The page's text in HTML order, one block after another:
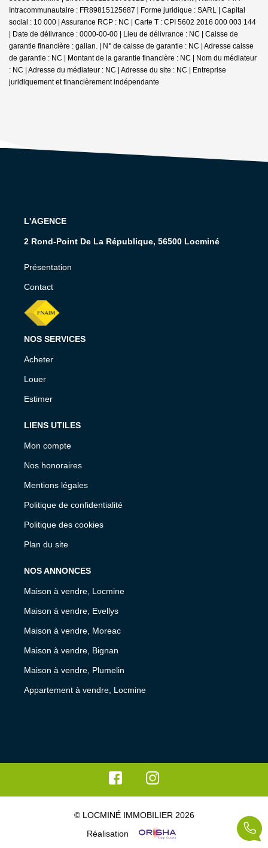
Intracommunautaire : FR89815125687 | Forme juridique : SARL | Capital
social : 10 000 | Assurance RCP : NC | Carte T : CPI 5602 2016 000 003 144
| Date de délivrance : 0000-00-00 | Lieu de délivrance : NC | Caisse de
garantie financière : galian. | N° de caisse de garantie : NC | Adresse caisse
de garantie : NC | Montant de la garantie financière : NC | Nom du médiateur
: NC | Adresse du médiateur : NC | Adresse du site : NC | Entreprise
juridiquement et financièrement indépendante
L'AGENCE
2 Rond-Point De La République, 56500 Locminé
Présentation
Contact
NOS SERVICES
Acheter
Louer
Estimer
LIENS UTILES
Mon compte
Nos honoraires
Mentions légales
Politique de confidentialité
Politique des cookies
Plan du site
NOS ANNONCES
Maison à vendre, Locmine
Maison à vendre, Evellys
Maison à vendre, Moreac
Maison à vendre, Bignan
Maison à vendre, Plumelin
Appartement à vendre, Locmine
© LOCMINÉ IMMOBILIER 2026
Réalisation